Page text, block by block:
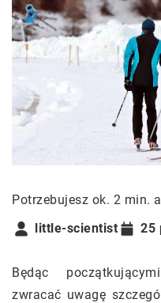
Potrzebujesz ok. 2 min.
little-scientist
25
Będąc
zwracać uwagę